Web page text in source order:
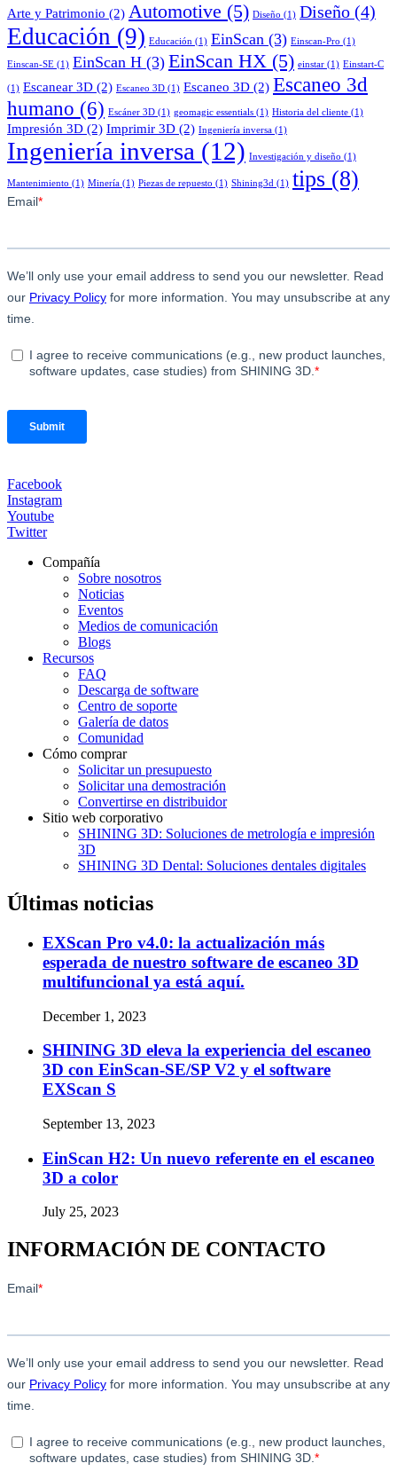
Arte y Patrimonio (2) Automotive (5) Diseño (1) Diseño (4)
Educación (9) Educación (1) EinScan (3) Einscan-Pro (1)
Einscan-SE (1) EinScan H (3) EinScan HX (5) einstar (1) Einstart-C
(1) Escanear 3D (2) Escaneo 3D (1) Escaneo 3D (2) Escaneo 3d
humano (6) Escáner 3D (1) geomagic essentials (1) Historia del cliente (1)
Impresión 3D (2) Imprimir 3D (2) Ingeniería inversa (1)
Ingeniería inversa (12) Investigación y diseño (1)
Mantenimiento (1) Minería (1) Piezas de repuesto (1) Shining3d (1) tips (8)
Facebook
Instagram
Youtube
Twitter
Compañía
Sobre nosotros
Noticias
Eventos
Medios de comunicación
Blogs
Recursos
FAQ
Descarga de software
Centro de soporte
Galería de datos
Comunidad
Cómo comprar
Solicitar un presupuesto
Solicitar una demostración
Convertirse en distribuidor
Sitio web corporativo
SHINING 3D: Soluciones de metrología e impresión
3D
SHINING 3D Dental: Soluciones dentales digitales
Últimas noticias
EXScan Pro v4.0: la actualización más
esperada de nuestro software de escaneo 3D
multifuncional ya está aquí.
December 1, 2023
SHINING 3D eleva la experiencia del escaneo
3D con EinScan-SE/SP V2 y el software
EXScan S
September 13, 2023
EinScan H2: Un nuevo referente en el escaneo
3D a color
July 25, 2023
INFORMACIÓN DE CONTACTO